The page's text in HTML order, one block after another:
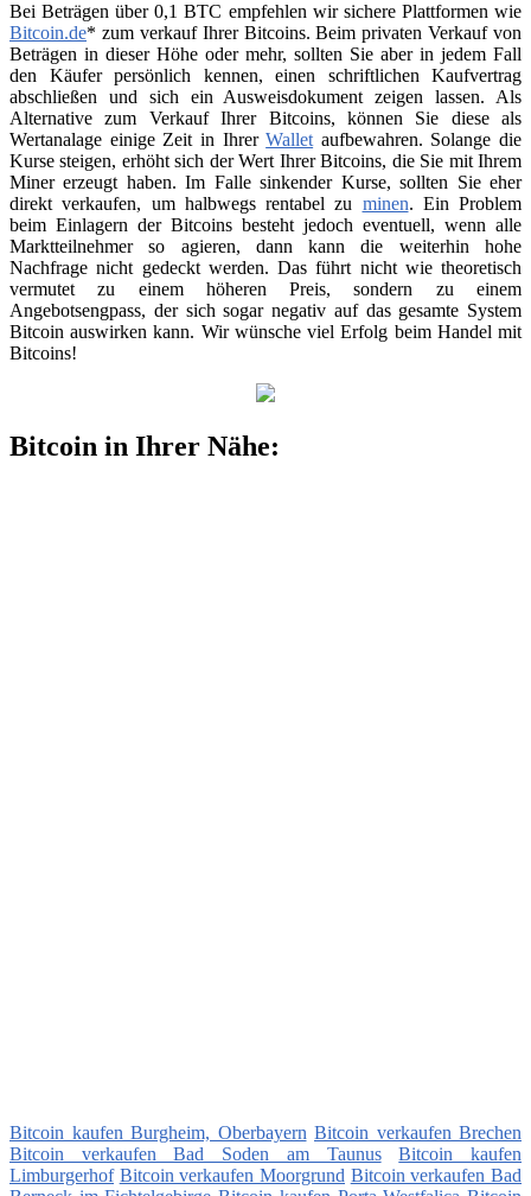
Bei Beträgen über 0,1 BTC empfehlen wir sichere Plattformen wie
Bitcoin.de* zum verkauf Ihrer Bitcoins. Beim privaten Verkauf von
Beträgen in dieser Höhe oder mehr, sollten Sie aber in jedem Fall
den Käufer persönlich kennen, einen schriftlichen Kaufvertrag
abschließen und sich ein Ausweisdokument zeigen lassen. Als
Alternative zum Verkauf Ihrer Bitcoins, können Sie diese als
Wertanalage einige Zeit in IhrerWallet aufbewahren. Solange die
Kurse steigen, erhöht sich der Wert Ihrer Bitcoins, die Sie mit Ihrem
Miner erzeugt haben. Im Falle sinkender Kurse, sollten Sie eher
direkt verkaufen, um halbwegs rentabel zu minen. Ein Problem
beim Einlagern der Bitcoins besteht jedoch eventuell, wenn alle
Marktteilnehmer so agieren, dann kann die weiterhin hohe
Nachfrage nicht gedeckt werden. Das führt nicht wie theoretisch
vermutet zu einem höheren Preis, sondern zu einem
Angebotsengpass, der sich sogar negativ auf das gesamte System
Bitcoin auswirken kann. Wir wünsche viel Erfolg beim Handel mit
Bitcoins!
Bitcoin in Ihrer Nähe:
Bitcoin kaufen Burgheim, Oberbayern Bitcoin verkaufen Brechen
Bitcoin verkaufen Bad Soden am Taunus
Bitcoin kaufen
Limburgerhof Bitcoin verkaufen Moorgrund Bitcoin verkaufen Bad